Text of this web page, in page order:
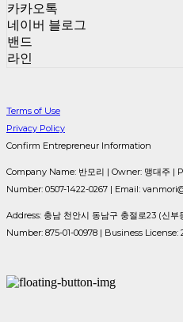
카카오톡
네이버 블로그
밴드
라인
Terms of Use
Privacy Policy
Confirm Entrepreneur Information
Company Name: 반모리 | Owner: 맹대주 |
Number: 0507-1422-0267 | Email:
Address: 충남 천안시 동남구 충절로23 (신
Number: 875-01-00978 | Business License: